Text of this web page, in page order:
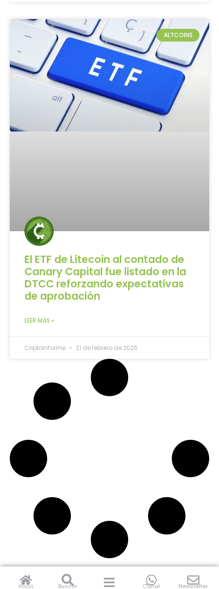
Inicio Buscar Canal Newsletter
ALTCOINS
El ETF de Litecoin al contado de
Canary Capital fue listado en la
DTCC reforzando expectativas
de aprobación
LEER MÁS »
Criptoinforme 21 de febrero de 2025